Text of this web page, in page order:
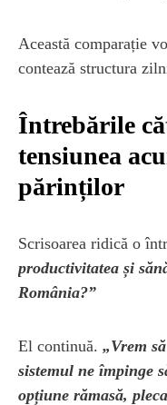
Această comparație
contează structura
Întrebările
tensiunea
părinților
Scrisoarea ridică o
productivitatea și
România?”
El continuă. „Vrem
sistemul ne împinge
opțiune rămasă,